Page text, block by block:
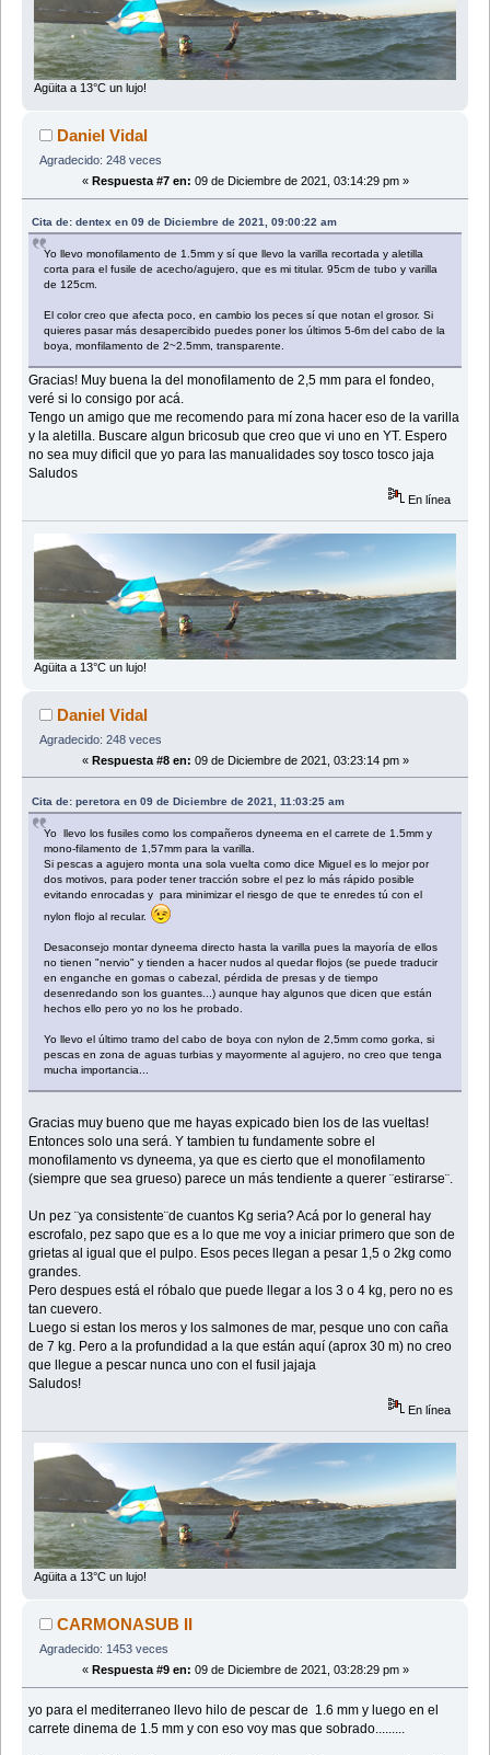
Agüita a 13°C un lujo!
Daniel Vidal
Agradecido: 248 veces
« Respuesta #7 en: 09 de Diciembre de 2021, 03:14:29 pm »
Cita de: dentex en 09 de Diciembre de 2021, 09:00:22 am
Yo llevo monofilamento de 1.5mm y sí que llevo la varilla recortada y aletilla
corta para el fusile de acecho/agujero, que es mi titular. 95cm de tubo y varilla
de 125cm.
El color creo que afecta poco, en cambio los peces sí que notan el grosor. Si
quieres pasar más desapercibido puedes poner los últimos 5-6m del cabo de la
boya, monfilamento de 2~2.5mm, transparente.
Gracias! Muy buena la del monofilamento de 2,5 mm para el fondeo,
veré si lo consigo por acá.
Tengo un amigo que me recomendo para mí zona hacer eso de la varilla
y la aletilla. Buscare algun bricosub que creo que vi uno en YT. Espero
no sea muy dificil que yo para las manualidades soy tosco tosco jaja
Saludos
En línea
Agüita a 13°C un lujo!
Daniel Vidal
Agradecido: 248 veces
« Respuesta #8 en: 09 de Diciembre de 2021, 03:23:14 pm »
Cita de: peretora en 09 de Diciembre de 2021, 11:03:25 am
Yo llevo los fusiles como los compañeros dyneema en el carrete de 1.5mm y
mono-filamento de 1,57mm para la varilla.
Si pescas a agujero monta una sola vuelta como dice Miguel es lo mejor por
dos motivos, para poder tener tracción sobre el pez lo más rápido posible
evitando enrocadas y para minimizar el riesgo de que te enredes tú con el
nylon flojo al recular.
Desaconsejo montar dyneema directo hasta la varilla pues la mayoría de ellos
no tienen "nervio" y tienden a hacer nudos al quedar flojos (se puede traducir
en enganche en gomas o cabezal, pérdida de presas y de tiempo
desenredando son los guantes...) aunque hay algunos que dicen que están
hechos ello pero yo no los he probado.
Yo llevo el último tramo del cabo de boya con nylon de 2,5mm como gorka, si
pescas en zona de aguas turbias y mayormente al agujero, no creo que tenga
mucha importancia...
Gracias muy bueno que me hayas expicado bien los de las vueltas!
Entonces solo una será. Y tambien tu fundamente sobre el
monofilamento vs dyneema, ya que es cierto que el monofilamento
(siempre que sea grueso) parece un más tendiente a querer ¨estirarse¨.
Un pez ¨ya consistente¨de cuantos Kg seria? Acá por lo general hay
escrofalo, pez sapo que es a lo que me voy a iniciar primero que son de
grietas al igual que el pulpo. Esos peces llegan a pesar 1,5 o 2kg como
grandes.
Pero despues está el róbalo que puede llegar a los 3 o 4 kg, pero no es
tan cuevero.
Luego si estan los meros y los salmones de mar, pesque uno con caña
de 7 kg. Pero a la profundidad a la que están aquí (aprox 30 m) no creo
que llegue a pescar nunca uno con el fusil jajaja
Saludos!
En línea
Agüita a 13°C un lujo!
CARMONASUB II
Agradecido: 1453 veces
« Respuesta #9 en: 09 de Diciembre de 2021, 03:28:29 pm »
yo para el mediterraneo llevo hilo de pescar de 1.6 mm y luego en el
carrete dinema de 1.5 mm y con eso voy mas que sobrado.........